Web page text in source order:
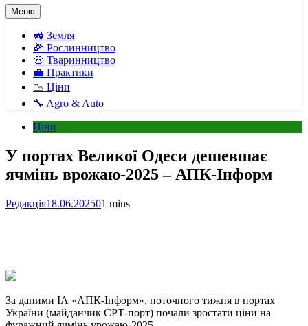
Меню
🚜 Земля
🌽 Рослинництво
🐽 Тваринництво
💼 Практики
📉 Ціни
🔧 Agro & Auto
Ціни
У портах Великої Одеси дешевшає
ячмінь врожаю-2025 – АПК-Інформ
Редакція18.06.202501 mins
За даними ІА «АПК-Інформ», поточного тижня в портах
України (майданчик СРТ-порт) почали зростати ціни на